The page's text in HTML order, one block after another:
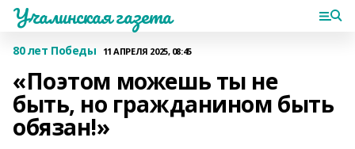
Учалинская газета
80 лет Победы 11 АПРЕЛЯ 2025, 08:45
«Поэтом можешь ты не
быть, но гражданином быть
обязан!»